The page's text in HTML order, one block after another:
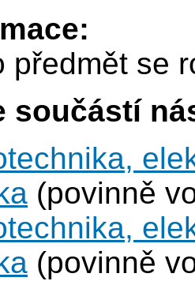
předmět se
součástí
(povinně
(povinně